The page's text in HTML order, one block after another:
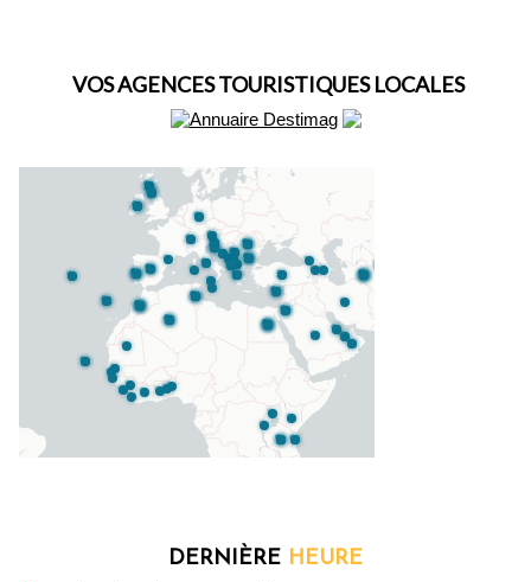
VOS AGENCES TOURISTIQUES LOCALES
DERNIÈRE HEURE